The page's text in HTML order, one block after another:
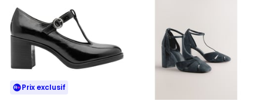
Prix exclusif